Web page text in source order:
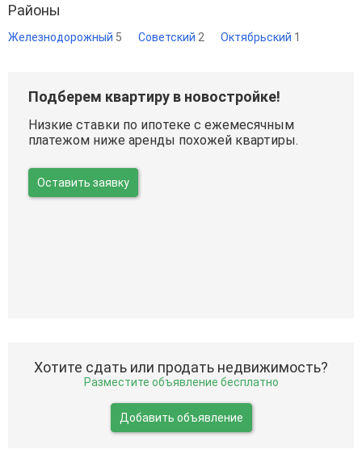
Районы
Железнодорожный 5 Советский 2 Октябрьский 1
Подберем квартиру в новостройке!
Низкие ставки по ипотеке с ежемесячным
платежом ниже аренды похожей квартиры.
Оставить заявку
Хотите сдать или продать недвижимость?
Разместите объявление бесплатно
Добавить объявление